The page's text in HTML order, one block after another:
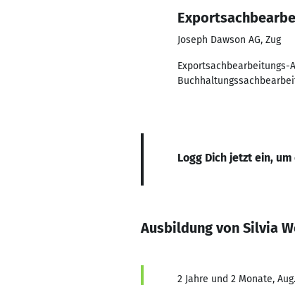
Joseph Dawson AG, Zug
Exportsachbearbeitungs-
Logg Dich jetzt ein,
Ausbildung von Silvia
2 Jahre und 2 Monate,